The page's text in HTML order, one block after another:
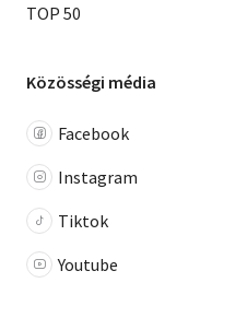
TOP 50
Közösségi média
Facebook
Instagram
Tiktok
Youtube